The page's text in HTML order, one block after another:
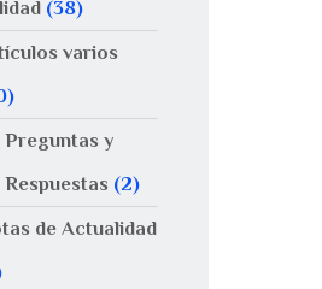
(38)
varios
Preguntas y
Respuestas (2)
de Actualidad